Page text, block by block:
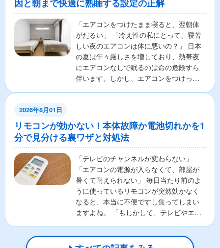
因と朝まで快適に熟睡する設定の正解
「エアコンをつけたまま寝ると、翌朝体
がだるい」 「冷え性の私にとって、寝苦
しい夜のエアコンは体に悪いの？」 日本
の夏は年々厳しさを増しており、熱帯夜
にエアコンなしで眠るのは命の危険すら
伴います。しかし、エアコンをつけっぱ
2026年8月01日
リモコンが効かない！本体故障か電池切れかを1
分で見分ける裏ワザと対処法
「テレビのチャンネルが変わらない」
「エアコンの電源が入らなくて、部屋が
暑くて耐えられない」 毎日当たり前のよ
うに使っているリモコンが突然効かなく
なると、本当に不便ですし焦ってしまい
ますよね。 「もしかして、テレビやエア